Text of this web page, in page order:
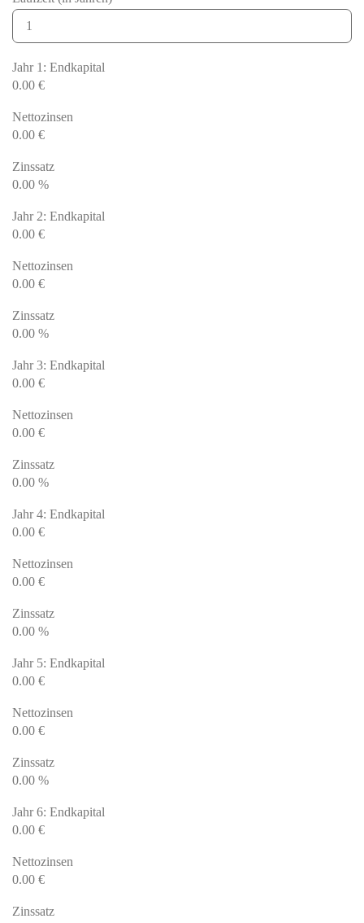
Jahr 1: Endkapital
0.00 €
Nettozinsen
0.00 €
Zinssatz
0.00 %
Jahr 2: Endkapital
0.00 €
Nettozinsen
0.00 €
Zinssatz
0.00 %
Jahr 3: Endkapital
0.00 €
Nettozinsen
0.00 €
Zinssatz
0.00 %
Jahr 4: Endkapital
0.00 €
Nettozinsen
0.00 €
Zinssatz
0.00 %
Jahr 5: Endkapital
0.00 €
Nettozinsen
0.00 €
Zinssatz
0.00 %
Jahr 6: Endkapital
0.00 €
Nettozinsen
0.00 €
Zinssatz